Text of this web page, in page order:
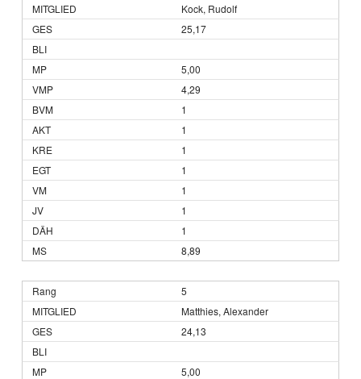
Kock, Rudolf
25,17
5,00
4,29
1
1
1
1
1
1
1
8,89
5
Matthies, Alexander
24,13
5,00